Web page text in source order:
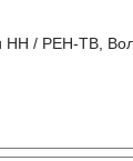
/ РЕН-ТВ,